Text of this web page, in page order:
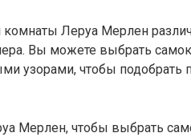
Леруа Мерлен
Вы можете выбрать
узорами, чтобы подобрать
Мерлен, чтобы выбрать